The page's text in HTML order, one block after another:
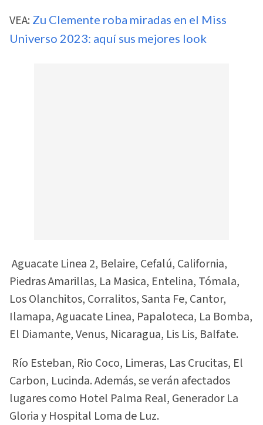
VEA: Zu Clemente roba miradas en el Miss
Universo 2023: aquí sus mejores look
Aguacate Linea 2, Belaire, Cefalú, California,
Piedras Amarillas, La Masica, Entelina, Tómala,
Los Olanchitos, Corralitos, Santa Fe, Cantor,
Ilamapa, Aguacate Linea, Papaloteca, La Bomba,
El Diamante, Venus, Nicaragua, Lis Lis, Balfate.
Río Esteban, Rio Coco, Limeras, Las Crucitas, El
Carbon, Lucinda. Además, se verán afectados
lugares como Hotel Palma Real, Generador La
Gloria y Hospital Loma de Luz.